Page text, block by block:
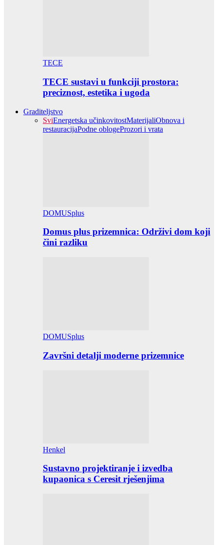
TECE
TECE sustavi u funkciji prostora:
preciznost, estetika i ugoda
Graditeljstvo
SviEnergetska učinkovitostMaterijaliObnova i
restauracijaPodne oblogeProzori i vrata
DOMUSplus
Domus plus prizemnica: Održivi dom koji
čini razliku
DOMUSplus
Završni detalji moderne prizemnice
Henkel
Sustavno projektiranje i izvedba
kupaonica s Ceresit rješenjima